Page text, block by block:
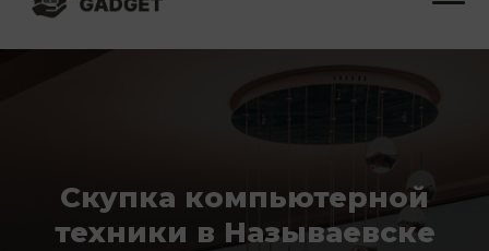
Скупка компьютерной
техники в Называевске